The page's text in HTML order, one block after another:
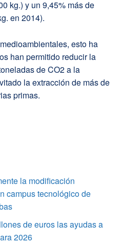
kg.) y un 9,45% más de
en 2014).
esto ha
han permitido reducir la
de CO2 a la
la extracción de más de
primas.
la modificación
campus tecnológico de
de euros las ayudas a
2026